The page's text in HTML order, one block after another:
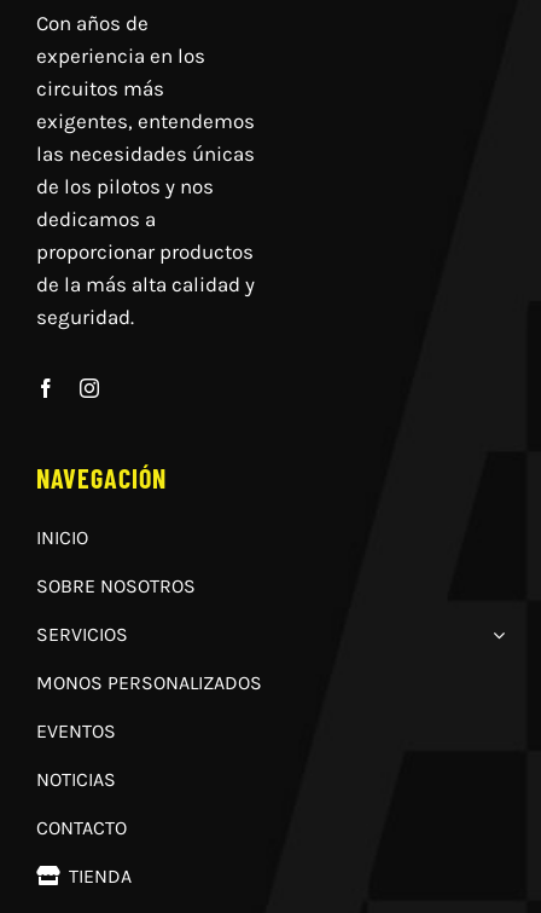
Con años de
experiencia en los
circuitos más
exigentes, entendemos
las necesidades únicas
de los pilotos y nos
dedicamos a
proporcionar productos
de la más alta calidad y
seguridad.
NAVEGACIÓN
INICIO
SOBRE NOSOTROS
SERVICIOS
MONOS PERSONALIZADOS
EVENTOS
NOTICIAS
CONTACTO
TIENDA